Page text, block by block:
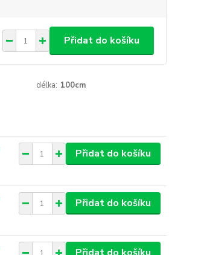
Přidat do košíku
délka: 100cm
Přidat do košíku
Přidat do košíku